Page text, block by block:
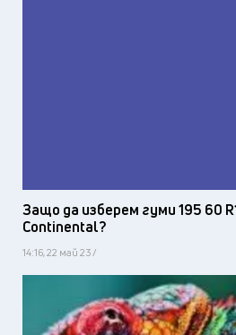
Защо да изберем гуми 195 60
Continental?
14:16, 22 май 23 /